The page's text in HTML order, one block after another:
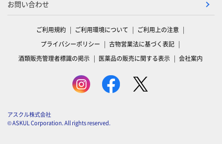
お問い合わせ
ご利用規約 ご利用環境について
ご利用上の注意
プライバシーポリシー
古物営業法に基づく表記
酒類販売管理者標識の掲示
医薬品の販売に関する表示 会社案内
アスクル株式会社
© ASKUL Corporation. All rights reserved.